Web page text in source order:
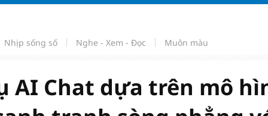
hôm nay 6/8: "Nhảy vọt" sau một đêm
của Hoàng Hên
đưa kim cương vào ngành nghề kinh doanh có điều kiện như vàng
Nhịp sống số Nghe - Xem - Đọc Muôn màu
AI Chat dựa trên mô